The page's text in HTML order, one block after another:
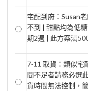
宅配到府：Susan
不到 | 甜點均為低
期2週 | 此方案滿
7-11 取貨：類似宅
間不足者請務必選
貨時間無法控制，